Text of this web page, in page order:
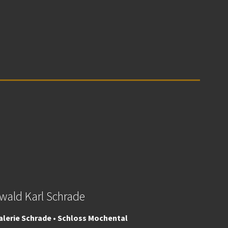
Karl Schrade
Schrade • Schloss Mochental